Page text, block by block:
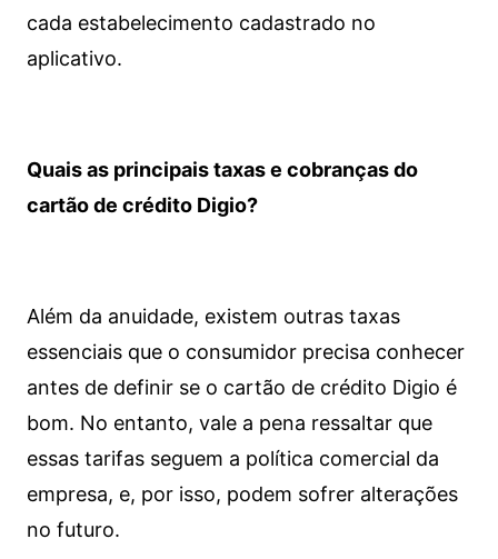
cada estabelecimento cadastrado no
aplicativo.
Quais as principais taxas e cobranças do
cartão de crédito Digio?
Além da anuidade, existem outras taxas
essenciais que o consumidor precisa conhecer
antes de definir se o cartão de crédito Digio é
bom. No entanto, vale a pena ressaltar que
essas tarifas seguem a política comercial da
empresa, e, por isso, podem sofrer alterações
no futuro.